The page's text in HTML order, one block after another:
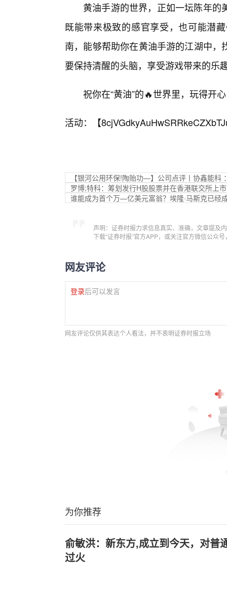
黄油手游的世界，正如一坛陈年
既能带来极致的感官享受，也可能潜
南，能够帮助你在黄油手游的江湖中
要保持清醒的头脑，享受游戏带来的乐
祝你在“黄油”的🔥世界里，玩得开
活动：【
【银河公用环保!陶贻功—】公司点评丨协鑫能科
罗博;特科：筹划发行H股股票并在香港联交所上市
谁能成为首个万—亿美元富翁？埃隆·马斯克已经
声明：证券时报力求信息真实、准确，文章提及
下载“证券时报”官方APP，或关注官方微信公众
网友评论
登录后可以发言
网友评论仅供其表达个人看法，并不表明证券时报立场
为你推荐
俞敏洪：新东方,成立到今天，对普
过火